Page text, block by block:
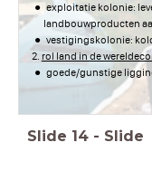
exploitatie kolonie:
landbouwproducten
vestigingskolonie:
2. rol land in de
goede/gunstige
Slide 14 - Slide